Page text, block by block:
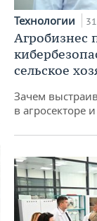
Технологии
Агробизнес
сельское
Зачем
в агросекторе